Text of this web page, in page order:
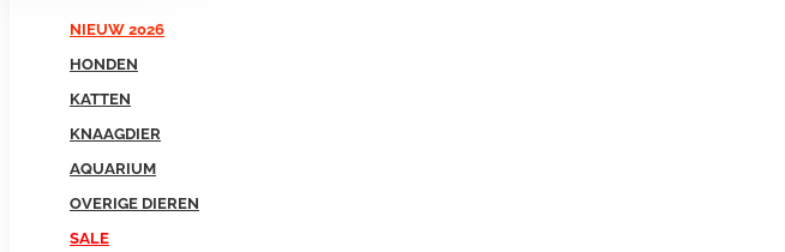
NIEUW 2026
HONDEN
KATTEN
KNAAGDIER
AQUARIUM
OVERIGE DIEREN
SALE